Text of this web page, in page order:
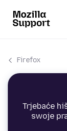
Firefox
Trjebaće
swoje